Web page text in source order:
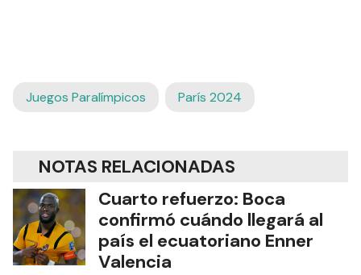
Juegos Paralímpicos París 2024
NOTAS RELACIONADAS
Cuarto refuerzo: Boca
confirmó cuándo llegará al
país el ecuatoriano Enner
Valencia